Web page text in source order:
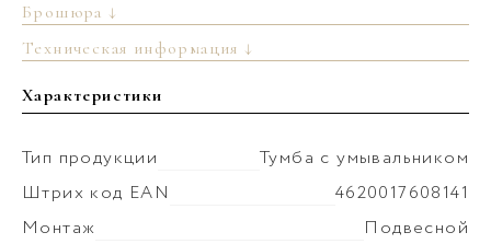
Брошюра ↓
Техническая информация ↓
Характеристики
Тип продукции
Тумба с умывальником
Штрих код EAN
4620017608141
Монтаж
Подвесной